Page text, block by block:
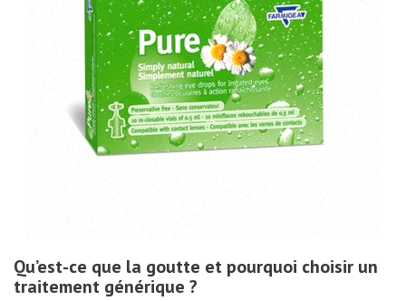
Qu’est-ce que la goutte et pourquoi choisir un
traitement générique ?